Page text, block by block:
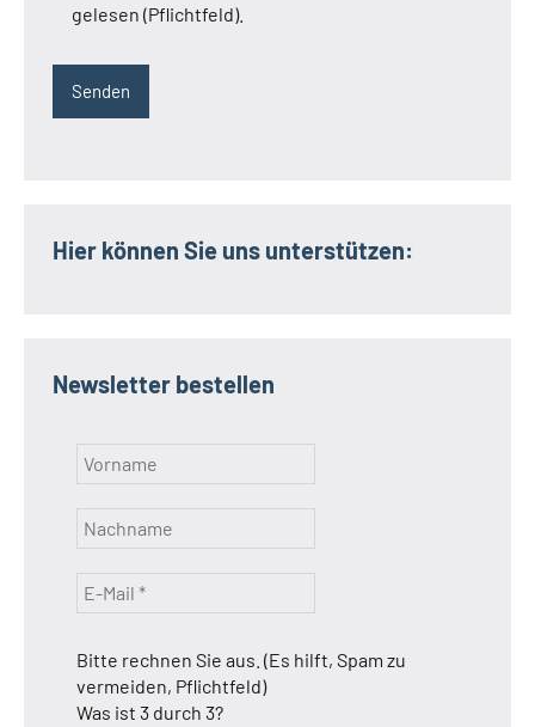
gelesen (Pflichtfeld).
Hier können Sie uns unterstützen:
Newsletter bestellen
Bitte rechnen Sie aus. (Es hilft, Spam zu
vermeiden, Pflichtfeld)
Was ist 3 durch 3?